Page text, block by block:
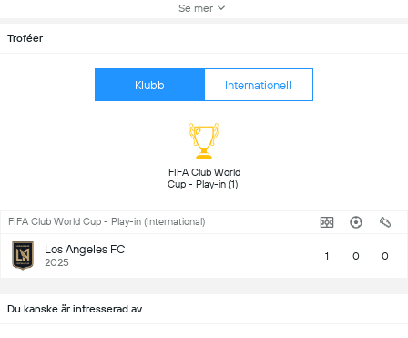
Se mer
Troféer
Klubb Internationell
FIFA Club World
FIFA Club World Cup - Play-in (International)
Los Angeles FC
2025 1 0 0
Du kanske är intresserad av